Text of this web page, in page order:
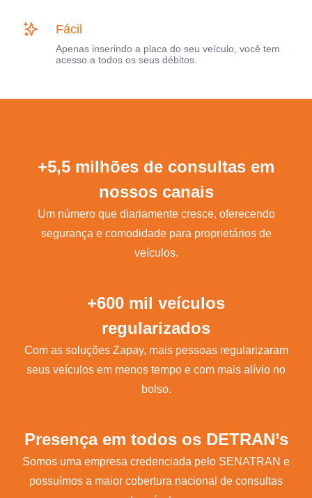
Fácil
Apenas inserindo a placa do seu veículo, você tem
acesso a todos os seus débitos.
+5,5 milhões de consultas em
nossos canais
Um número que diariamente cresce, oferecendo
segurança e comodidade para proprietários de
veículos.
+600 mil veículos
regularizados
Com as soluções Zapay, mais pessoas regularizaram
seus veículos em menos tempo e com mais alívio no
bolso.
Presença em todos os DETRAN’s
Somos uma empresa credenciada pelo SENATRAN e
possuímos a maior cobertura nacional de consultas